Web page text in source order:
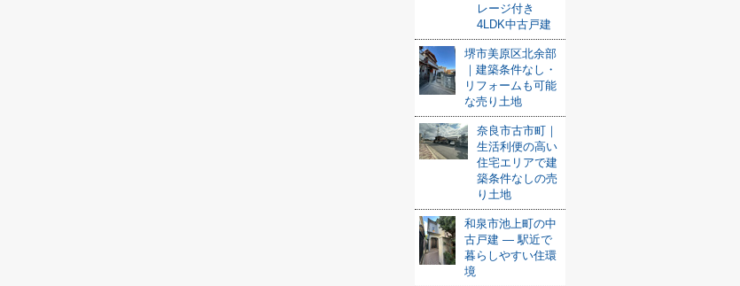
レージ付き
4LDK中古戸建
堺市美原区北余部
｜建築条件なし・
リフォームも可能
な売り土地
奈良市古市町｜
生活利便の高い
住宅エリアで建
築条件なしの売
り土地
和泉市池上町の中
古戸建 — 駅近で
暮らしやすい住環
境